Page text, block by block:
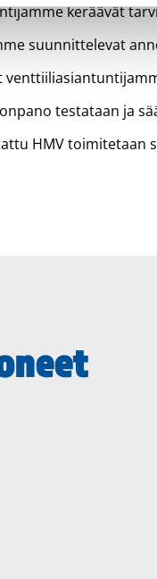
keräävät
suunnittelevat
testataan ja
HMV toimitetaan